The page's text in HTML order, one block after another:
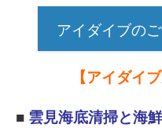
アイダイブの
【アイダイ
■ 雲見海底清掃と海